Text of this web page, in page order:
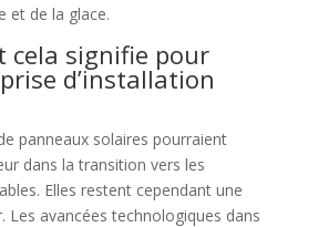
et de la glace.
cela signifie pour
d’installation
panneaux solaires pourraient
dans la transition vers les
Elles restent cependant une
Les avancées technologiques dans